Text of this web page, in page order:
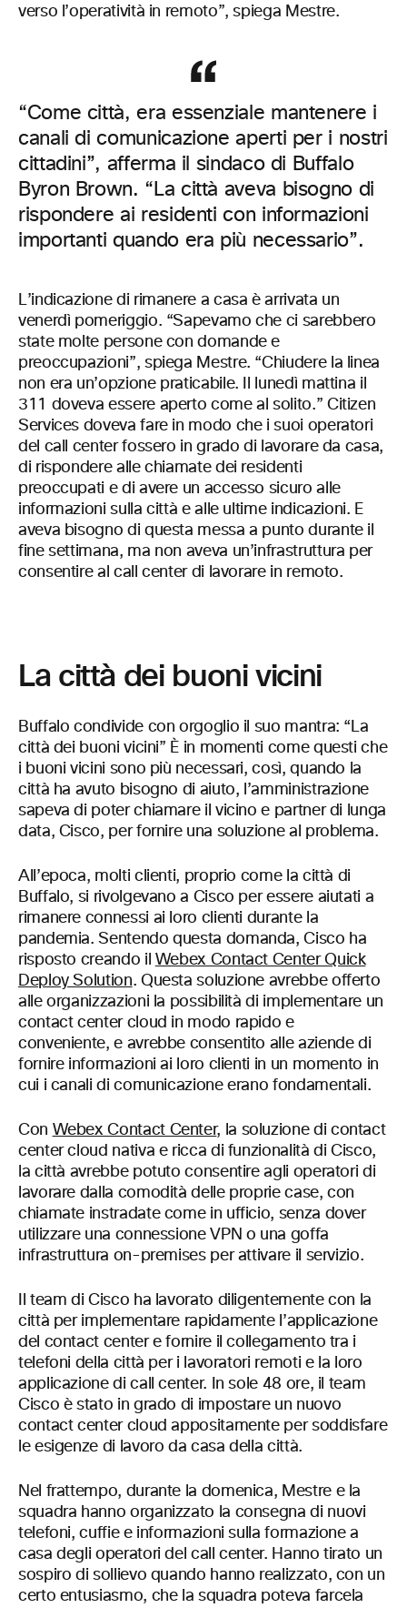
verso l’operatività in remoto”, spiega Mestre.
“Come città, era essenziale mantenere i
canali di comunicazione aperti per i nostri
cittadini”, afferma il sindaco di Buffalo
Byron Brown. “La città aveva bisogno di
rispondere ai residenti con informazioni
importanti quando era più necessario”.
L’indicazione di rimanere a casa è arrivata un
venerdì pomeriggio. “Sapevamo che ci sarebbero
state molte persone con domande e
preoccupazioni”, spiega Mestre. “Chiudere la linea
non era un’opzione praticabile. Il lunedì mattina il
311 doveva essere aperto come al solito.” Citizen
Services doveva fare in modo che i suoi operatori
del call center fossero in grado di lavorare da casa,
di rispondere alle chiamate dei residenti
preoccupati e di avere un accesso sicuro alle
informazioni sulla città e alle ultime indicazioni. E
aveva bisogno di questa messa a punto durante il
fine settimana, ma non aveva un’infrastruttura per
consentire al call center di lavorare in remoto.
La città dei buoni vicini
Buffalo condivide con orgoglio il suo mantra: “La
città dei buoni vicini” È in momenti come questi che
i buoni vicini sono più necessari, così, quando la
città ha avuto bisogno di aiuto, l’amministrazione
sapeva di poter chiamare il vicino e partner di lunga
data, Cisco, per fornire una soluzione al problema.
All’epoca, molti clienti, proprio come la città di
Buffalo, si rivolgevano a Cisco per essere aiutati a
rimanere connessi ai loro clienti durante la
pandemia. Sentendo questa domanda, Cisco ha
risposto creando il Webex Contact Center Quick
Deploy Solution. Questa soluzione avrebbe offerto
alle organizzazioni la possibilità di implementare un
contact center cloud in modo rapido e
conveniente, e avrebbe consentito alle aziende di
fornire informazioni ai loro clienti in un momento in
cui i canali di comunicazione erano fondamentali.
Con Webex Contact Center, la soluzione di contact
center cloud nativa e ricca di funzionalità di Cisco,
la città avrebbe potuto consentire agli operatori di
lavorare dalla comodità delle proprie case, con
chiamate instradate come in ufficio, senza dover
utilizzare una connessione VPN o una goffa
infrastruttura on-premises per attivare il servizio.
Il team di Cisco ha lavorato diligentemente con la
città per implementare rapidamente l’applicazione
del contact center e fornire il collegamento tra i
telefoni della città per i lavoratori remoti e la loro
applicazione di call center. In sole 48 ore, il team
Cisco è stato in grado di impostare un nuovo
contact center cloud appositamente per soddisfare
le esigenze di lavoro da casa della città.
Nel frattempo, durante la domenica, Mestre e la
squadra hanno organizzato la consegna di nuovi
telefoni, cuffie e informazioni sulla formazione a
casa degli operatori del call center. Hanno tirato un
sospiro di sollievo quando hanno realizzato, con un
certo entusiasmo, che la squadra poteva farcela